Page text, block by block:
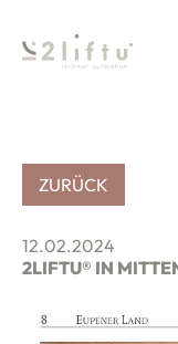
ZURÜCK
12.02.2024
2LIFTU® IN